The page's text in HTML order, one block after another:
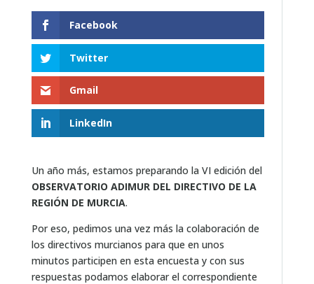
Facebook
Twitter
Gmail
LinkedIn
Un año más, estamos preparando la VI edición del
OBSERVATORIO ADIMUR DEL DIRECTIVO DE LA
REGIÓN DE MURCIA.
Por eso, pedimos una vez más la colaboración de
los directivos murcianos para que en unos
minutos participen en esta encuesta y con sus
respuestas podamos elaborar el correspondiente